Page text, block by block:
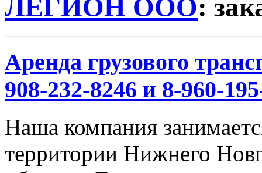
ЛЕГИОН ООО:
Аренда грузового
908-232-8246 и 8-960-
Наша компания
территории Нижнего